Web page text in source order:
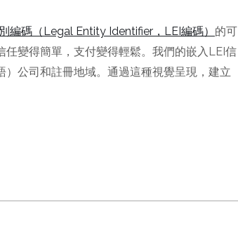
編碼（Legal Entity Identifier，LEI編碼） 的可
變得簡單，支付變得輕鬆。我們的嵌入LEI信
公司和註冊地域。通過這種視覺呈現，建立